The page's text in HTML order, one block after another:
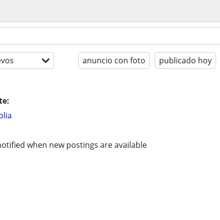
anuncio con foto publicado hoy
when new postings are available